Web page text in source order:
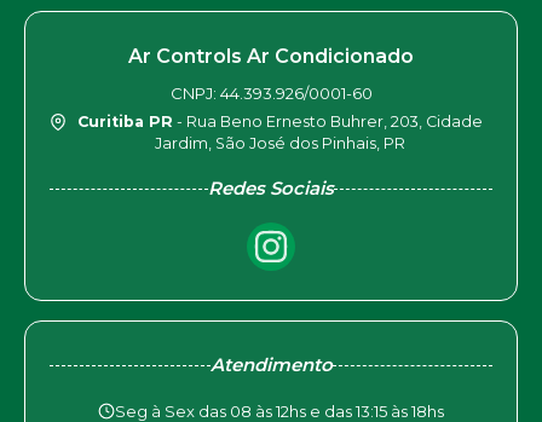
Ar Controls Ar Condicionado
CNPJ: 44.393.926/0001-60
Curitiba PR - Rua Beno Ernesto Buhrer, 203, Cidade
Jardim, São José dos Pinhais, PR
Redes Sociais
Atendimento
Seg à Sex das 08 às 12hs e das 13:15 às 18hs